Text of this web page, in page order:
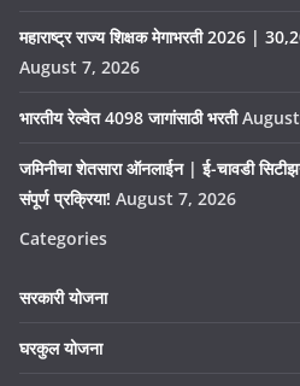
महाराष्ट्र राज्य शिक्षक मेगाभरती 2026 |
August 7, 2026
भारतीय रेल्वेत 4098 जागांसाठी भरती
जमिनीचा शेतसारा ऑनलाईन | ई-चावडी
संपूर्ण प्रक्रिया! August 7, 2026
Categories
सरकारी योजना
घरकुल योजना